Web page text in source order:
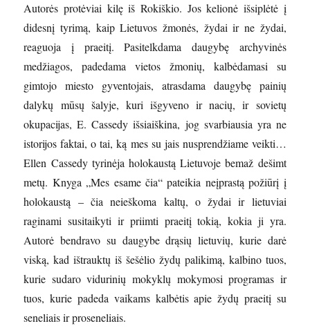
Autorės protėviai kilę iš Rokiškio. Jos kelionė išsiplėtė į
didesnį tyrimą, kaip Lietuvos žmonės, žydai ir ne žydai,
reaguoja į praeitį. Pasitelkdama daugybę archyvinės
medžiagos, padedama vietos žmonių, kalbėdamasi su
gimtojo miesto gyventojais, atrasdama daugybę painių
dalykų mūsų šalyje, kuri išgyveno ir nacių, ir sovietų
okupacijas, E. Cassedy išsiaiškina, jog svarbiausia yra ne
istorijos faktai, o tai, ką mes su jais nusprendžiame veikti…
Ellen Cassedy tyrinėja holokaustą Lietuvoje bemaž dešimt
metų. Knyga „Mes esame čia“ pateikia neįprastą požiūrį į
holokaustą – čia neieškoma kaltų, o žydai ir lietuviai
raginami susitaikyti ir priimti praeitį tokią, kokia ji yra.
Autorė bendravo su daugybe drąsių lietuvių, kurie darė
viską, kad ištrauktų iš šešėlio žydų palikimą, kalbino tuos,
kurie sudaro vidurinių mokyklų mokymosi programas ir
tuos, kurie padeda vaikams kalbėtis apie žydų praeitį su
seneliais ir proseneliais.